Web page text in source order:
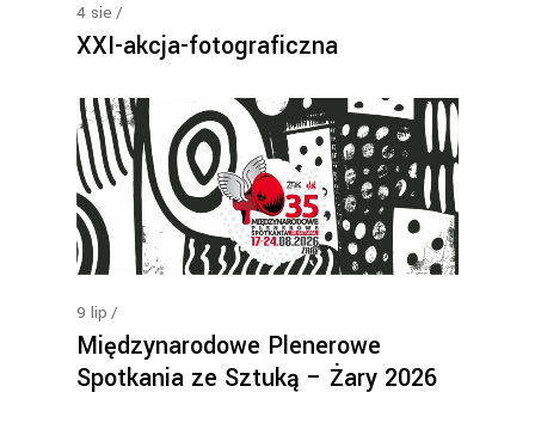
4 sie
XXI-akcja-fotograficzna
9 lip
Międzynarodowe Plenerowe
Spotkania ze Sztuką – Żary 2026